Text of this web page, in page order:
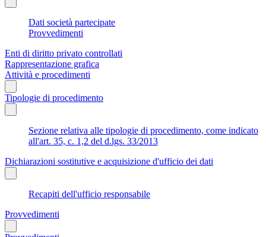
Dati società partecipate
Provvedimenti
Enti di diritto privato controllati
Rappresentazione grafica
Attività e procedimenti
Tipologie di procedimento
Sezione relativa alle tipologie di procedimento, come indicato
all'art. 35, c. 1,2 del d.lgs. 33/2013
Dichiarazioni sostitutive e acquisizione d'ufficio dei dati
Recapiti dell'ufficio responsabile
Provvedimenti